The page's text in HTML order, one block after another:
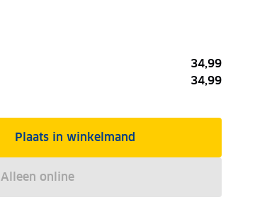
34,99
34,99
Plaats in winkelmand
Alleen online